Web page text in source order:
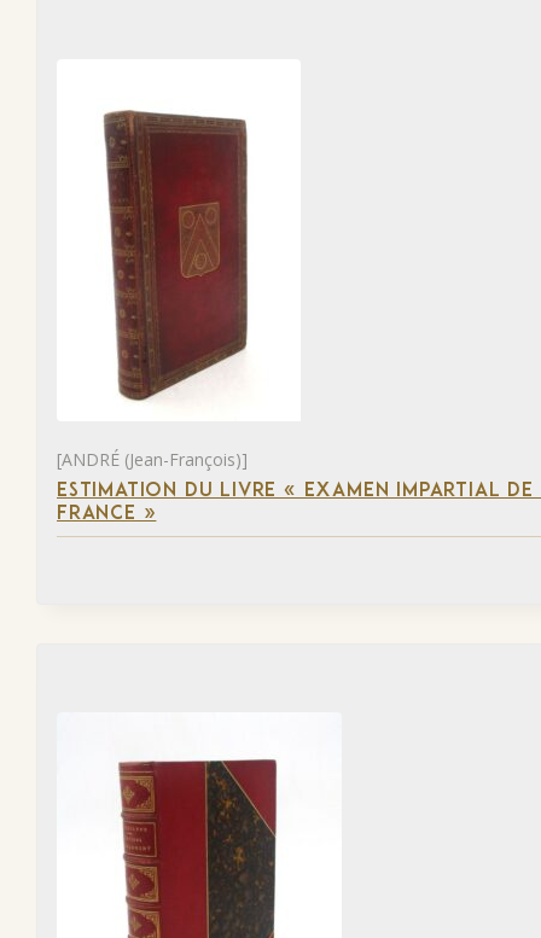
[ANDRÉ (Jean-François)]
ESTIMATION DU LIVRE « EXAMEN IMPARTIAL
FRANCE »